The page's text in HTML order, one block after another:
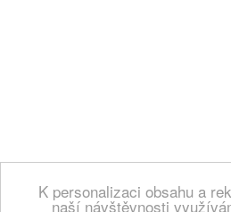
K personalizaci obsahu a
naší návštěvnosti